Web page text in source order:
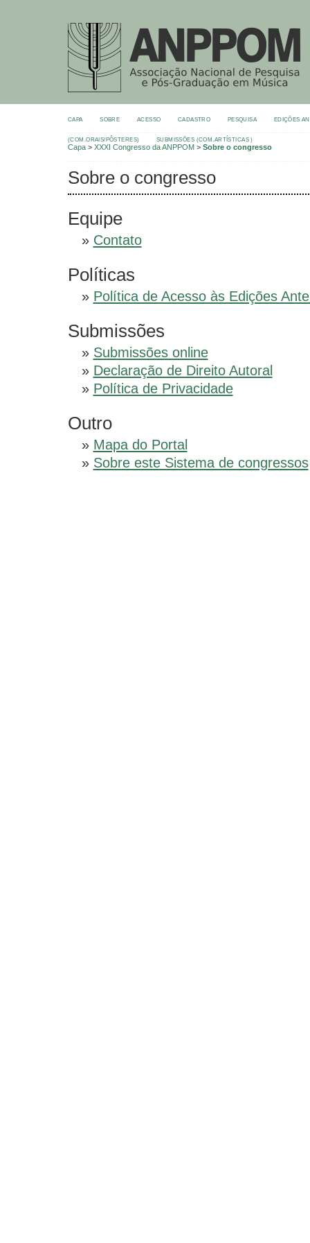
CAPA SOBRE ACESSO CADASTRO PESQUISA EDIÇÕES
(COM.ORAIS/PÔSTERES) SUBMISSÕES (COM.ARTÍSTICAS )
Capa > XXXI Congresso da ANPPOM > Sobre o congresso
Sobre o congresso
Equipe
» Contato
Políticas
» Política de Acesso às Edições
Submissões
» Submissões online
» Declaração de Direito Autoral
» Política de Privacidade
Outro
» Mapa do Portal
» Sobre este Sistema de congressos